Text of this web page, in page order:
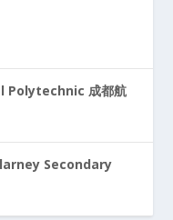
成都航
Secondary